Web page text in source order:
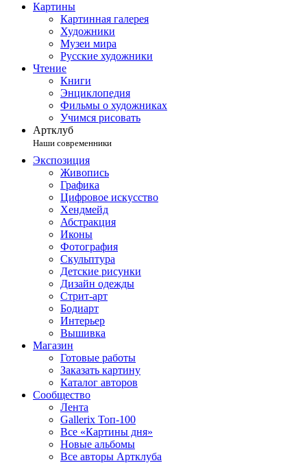
Картины
Картинная галерея
Художники
Музеи мира
Русские художники
Чтение
Книги
Энциклопедия
Фильмы о художниках
Учимся рисовать
Артклуб
Наши современники
Экспозиция
Живопись
Графика
Цифровое искусство
Хендмейд
Абстракция
Иконы
Фотография
Скульптура
Детские рисунки
Дизайн одежды
Стрит-арт
Бодиарт
Интерьер
Вышивка
Магазин
Готовые работы
Заказать картину
Каталог авторов
Сообщество
Лента
Gallerix Топ-100
Все «Картины дня»
Новые альбомы
Все авторы Артклуба